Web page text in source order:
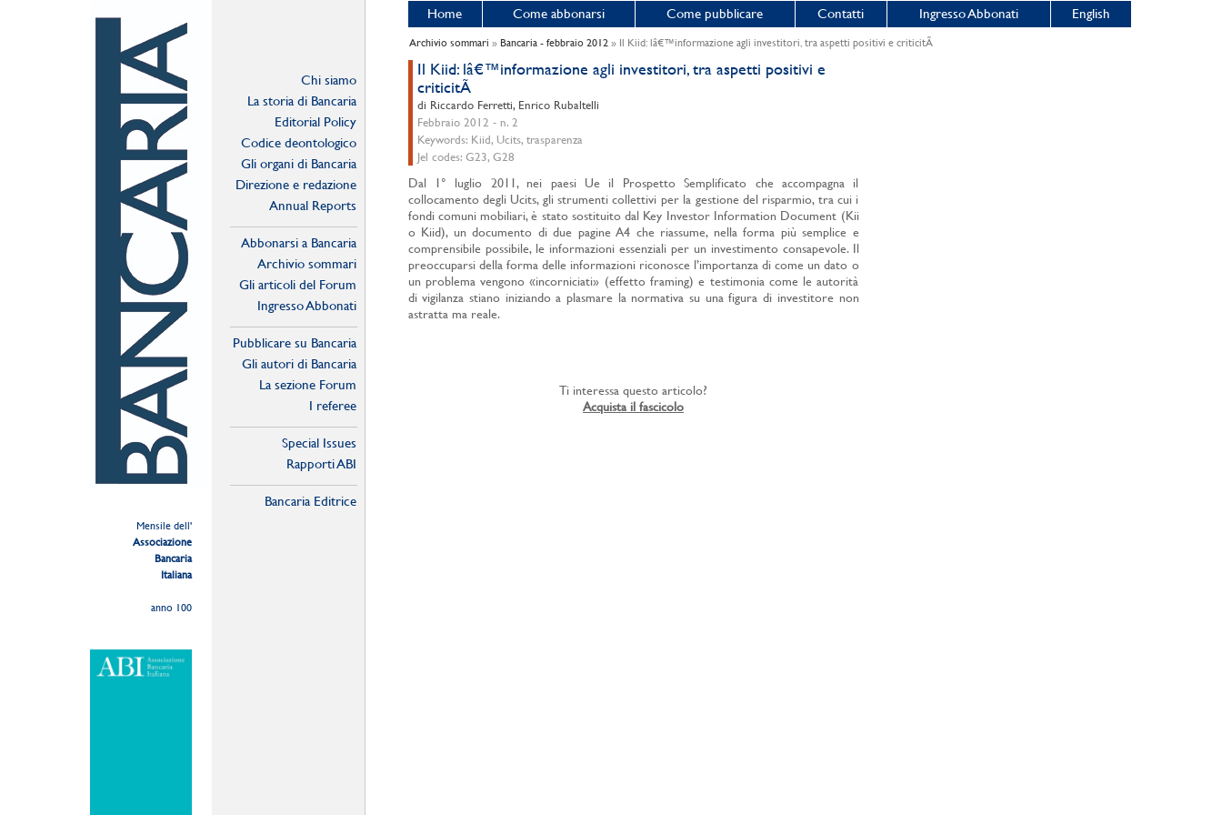
Mensile dell'
Associazione
Bancaria
Italiana
anno 100
Chi siamo
La storia di Bancaria
Editorial Policy
Codice deontologico
Gli organi di Bancaria
Direzione e redazione
Annual Reports
Abbonarsi a Bancaria
Archivio sommari
Gli articoli del Forum
Ingresso Abbonati
Pubblicare su Bancaria
Gli autori di Bancaria
La sezione Forum
I referee
Special Issues
Rapporti ABI
Bancaria Editrice
Home Come abbonarsi Come pubblicare Contatti Ingresso Abbonati English
Archivio sommari » Bancaria - febbraio 2012» Il Kiid: lâ€™informazione agli investitori, tra aspetti positivi e criticitÃ
Il Kiid: lâ€™informazione agli investitori, tra aspetti positivi e
criticitÃ
di Riccardo Ferretti, Enrico Rubaltelli
Febbraio 2012 - n. 2
Keywords: Kiid, Ucits, trasparenza
Jel codes: G23, G28
Dal 1° luglio 2011, nei paesi Ue il Prospetto Semplificato che accompagna il
collocamento degli Ucits, gli strumenti collettivi per la gestione del risparmio, tra cui i
fondi comuni mobiliari, è stato sostituito dal Key Investor Information Document (Kii
o Kiid), un documento di due pagine A4 che riassume, nella forma più semplice e
comprensibile possibile, le informazioni essenziali per un investimento consapevole. Il
preoccuparsi della forma delle informazioni riconosce l’importanza di come un dato o
un problema vengono «incorniciati» (effetto framing) e testimonia come le autorità
di vigilanza stiano iniziando a plasmare la normativa su una figura di investitore non
astratta ma reale.
Ti interessa questo articolo?
Acquista il fascicolo